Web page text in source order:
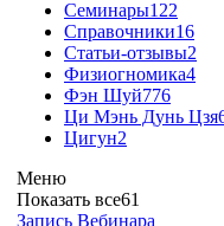
Семинары122
Справочники16
Статьи-отзывы2
Физиогномика4
Фэн Шуй776
Ци Мэнь Дунь Цзя
Цигун2
Меню
Показать все61
Запись Вебинара